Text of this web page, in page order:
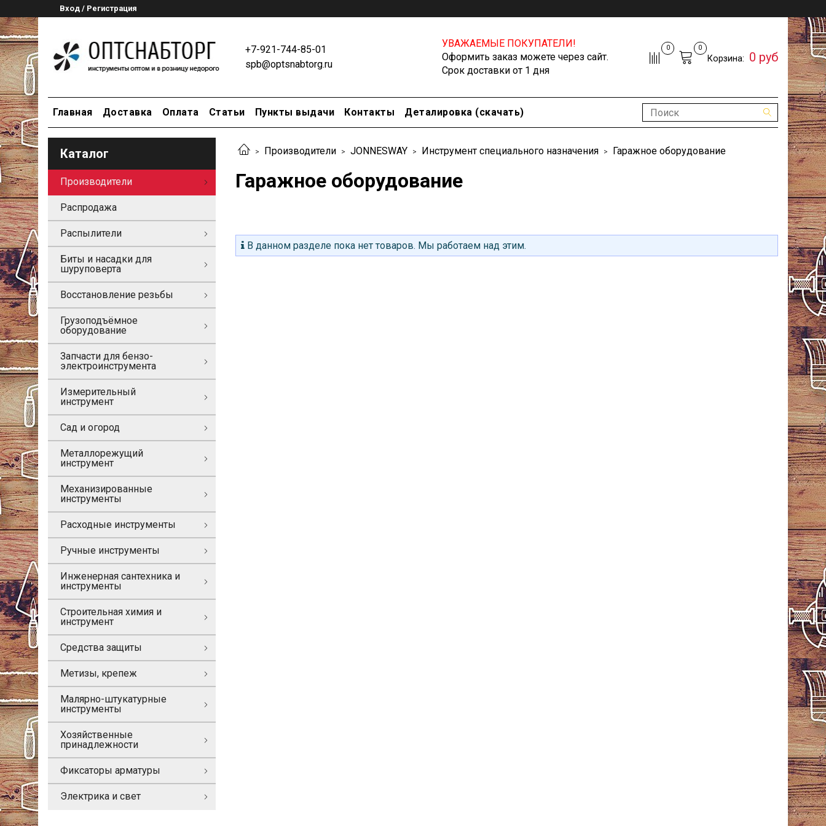
Вход / Регистрация
+7-921-744-85-01
spb@optsnabtorg.ru
УВАЖАЕМЫЕ ПОКУПАТЕЛИ!
Оформить заказ можете через сайт.
Срок доставки от 1 дня
0 0
Корзина: 0 руб
Главная Доставка Оплата Статьи Пункты выдачи Контакты Деталировка (скачать)
Производители JONNESWAY Инструмент специального назначения Гаражное оборудование
Гаражное оборудование
В данном разделе пока нет товаров. Мы работаем над этим.
Каталог
Производители
Распродажа
Распылители
Биты и насадки для
шуруповерта
Восстановление резьбы
Грузоподъёмное
оборудование
Запчасти для бензо-
электроинструмента
Измерительный
инструмент
Сад и огород
Металлорежущий
инструмент
Механизированные
инструменты
Расходные инструменты
Ручные инструменты
Инженерная сантехника и
инструменты
Строительная химия и
инструмент
Средства защиты
Метизы, крепеж
Малярно-штукатурные
инструменты
Хозяйственные
принадлежности
Фиксаторы арматуры
Электрика и свет